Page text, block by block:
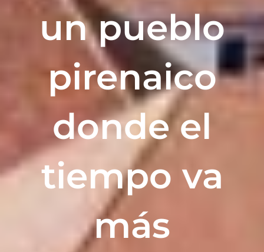
un pueblo
pirenaico
donde el
tiempo va
más